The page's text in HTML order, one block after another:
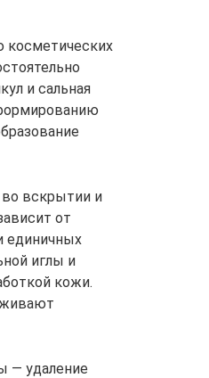
косметических
и сальная
вскрытии и
от
единичных
иглы и
кожи.
— удаление